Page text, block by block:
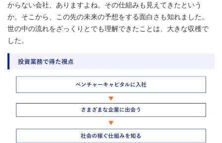
からない会社、ありますよね。その仕組みも見えてきたという
か。そこから、この先の未来の予想をする面白さも知れました。
世の中の流れをざっくりとでも理解できたことは、大きな収穫で
した。